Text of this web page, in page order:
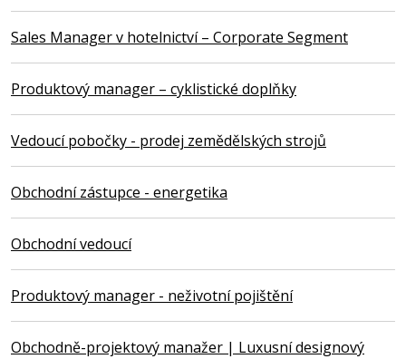
Sales Manager v hotelnictví – Corporate Segment
Produktový manager – cyklistické doplňky
Vedoucí pobočky - prodej zemědělských strojů
Obchodní zástupce - energetika
Obchodní vedoucí
Produktový manager - neživotní pojištění
Obchodně-projektový manažer | Luxusní designový